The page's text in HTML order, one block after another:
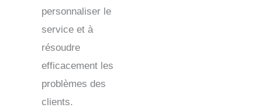
personnaliser le
service et à
résoudre
efficacement les
problèmes des
clients.